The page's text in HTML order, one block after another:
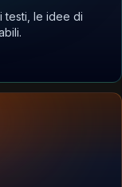
testi, le idee di